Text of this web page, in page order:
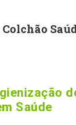
Saúde